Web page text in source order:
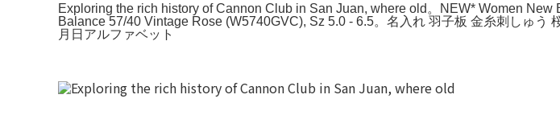
Exploring the rich history of Cannon Club in San Juan, where old。NEW* Women
Balance 57/40 Vintage Rose (W5740GVC), Sz 5.0 - 6.5。名入れ 羽子板 金糸刺しゅ
月日アルファベット